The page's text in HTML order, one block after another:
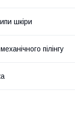
шкіри
пілінгу